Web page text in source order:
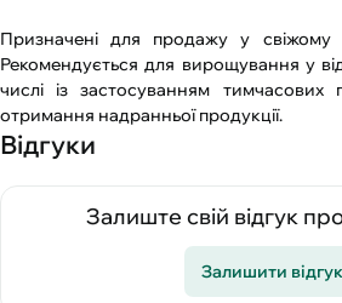
Призначені для продажу у свіжому
Рекомендується для вирощування у
числі із застосуванням тимчасових
отримання надранньої продукції.
Відгуки
Залиште свій відгук
Залишити відгук